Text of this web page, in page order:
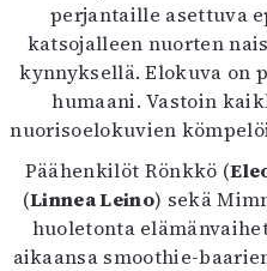
4/
1/
6/
5/
5/
perjantaille asettuva
katsojalleen nuorten
kynnyksellä. Elokuva on
humaani. Vastoin
nuorisoelokuvien
Päähenkilöt Rönkkö (
(Linnea Leino) sekä
huoletonta
aikaansa smoothie-